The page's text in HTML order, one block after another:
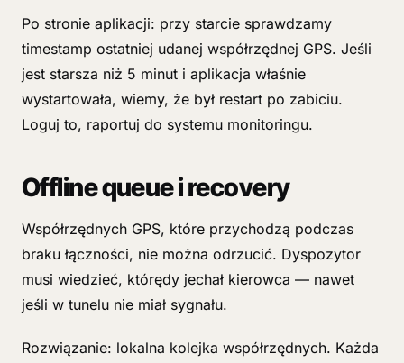
Po stronie aplikacji: przy starcie sprawdzamy
timestamp ostatniej udanej współrzędnej GPS. Jeśli
jest starsza niż 5 minut i aplikacja właśnie
wystartowała, wiemy, że był restart po zabiciu.
Loguj to, raportuj do systemu monitoringu.
Offline queue i recovery
Współrzędnych GPS, które przychodzą podczas
braku łączności, nie można odrzucić. Dyspozytor
musi wiedzieć, którędy jechał kierowca — nawet
jeśli w tunelu nie miał sygnału.
Rozwiązanie: lokalna kolejka współrzędnych. Każda